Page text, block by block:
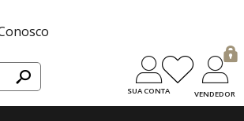
SUA CONTA VENDEDOR